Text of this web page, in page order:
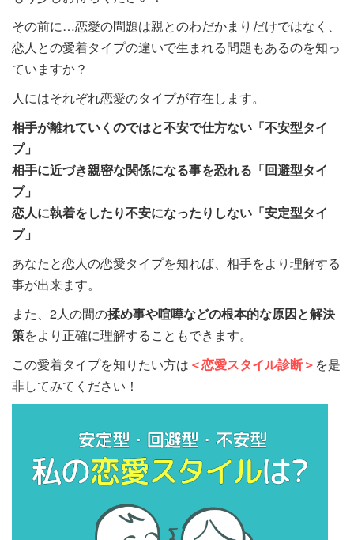
その前に…恋愛の問題は親とのわだかまりだけではなく、
恋人との愛着タイプの違いで生まれる問題もあるのを知っ
ていますか？
人にはそれぞれ恋愛のタイプが存在します。
相手が離れていくのではと不安で仕方ない「不安型タイ
プ」
相手に近づき親密な関係になる事を恐れる「回避型タイ
プ」
恋人に執着をしたり不安になったりしない「安定型タイ
プ」
あなたと恋人の恋愛タイプを知れば、相手をより理解する
事が出来ます。
また、2人の間の揉め事や喧嘩などの根本的な原因と解決
策をより正確に理解することもできます。
この愛着タイプを知りたい方は ＜恋愛スタイル診断＞ を是
非してみてください！